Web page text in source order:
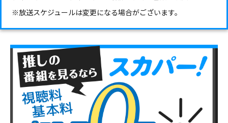
※放送スケジュールは変更になる場合がございます。